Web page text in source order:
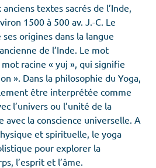
textes sacrés de l’Inde,
1500 à 500 av. J.-C. Le
origines dans la langue
de l’Inde. Le mot
racine « yuj », qui signifie
». Dans la philosophie du Yoga,
être interprétée comme
l’univers ou l’unité de la
avec la conscience universelle. A
et spirituelle, le yoga
pour explorer la
l’esprit et l’âme.